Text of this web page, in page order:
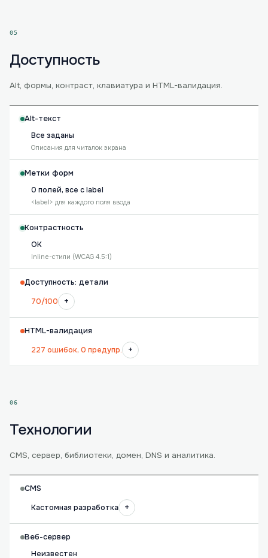
05
Доступность
Alt, формы, контраст, клавиатура и HTML-валидация.
Alt-текст
Все заданы
Описания для читалок экрана
Метки форм
0 полей, все с label
<label> для каждого поля ввода
Контрастность
OK
Inline-стили (WCAG 4.5:1)
Доступность: детали
70/100
+
HTML-валидация
227 ошибок, 0 предупр.
+
06
Технологии
CMS, сервер, библиотеки, домен, DNS и аналитика.
CMS
Кастомная разработка
+
Веб-сервер
Неизвестен